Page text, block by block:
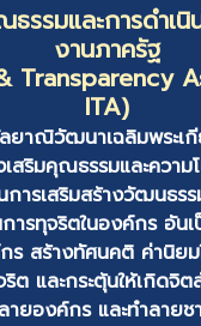
ธรรมและการดำเ
งานภาครัฐ
Transparency
ITA)
ยาณิวัฒนาเฉลิมพระเ
สริมคุณธรรมและความ
การเสริมสร้างวัฒนธร
ารทุจริตในองค์กร อันเ
ร สร้างทัศนคติ ค่านิย
ริต และกระตุ้นให้เกิดจิ
ายองค์กร และทำลายช